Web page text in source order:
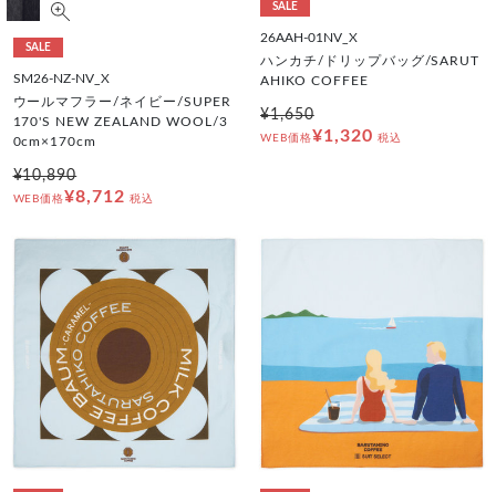
SALE
SM26-NZ-NV_X
ウールマフラー/ネイビー/SUPER
170'S NEW ZEALAND WOOL/3
0cm×170cm
¥10,890
WEB価格¥8,712 税込
SALE
26AAH-01NV_X
ハンカチ/ドリップバッグ/SARUT
AHIKO COFFEE
¥1,650
WEB価格¥1,320 税込